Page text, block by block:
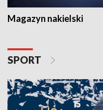
Magazyn nakielski
SPORT